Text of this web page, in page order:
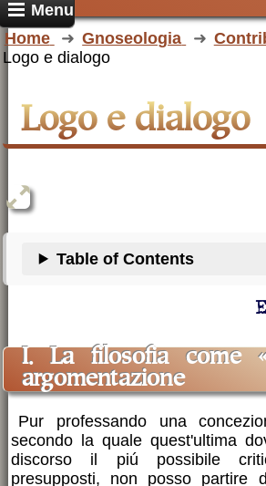
Menu
Home
Gnoseologia
Logo e dialogo
Logo e dialogo
Table of Contents
I. La filosofia come «logos», cioè
argomentazione
Pur professando una
secondo la quale quest'ultima
discorso il piú possibile
presupposti, non posso partire